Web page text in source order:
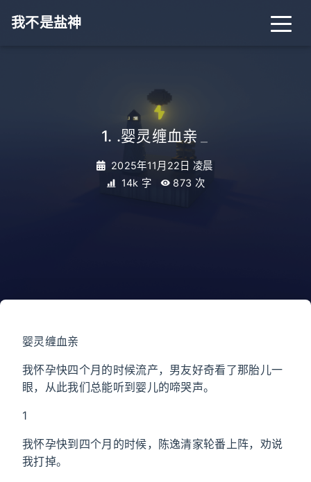
我不是盐神
1. .婴灵缠血亲
2025年11月22日 凌晨
14k 字
873 次
婴灵缠血亲
我怀孕快四个月的时候流产，男友好奇看了那胎儿一
眼，从此我们总能听到婴儿的啼哭声。
1
我怀孕快到四个月的时候，陈逸清家轮番上阵，劝说
我打掉。